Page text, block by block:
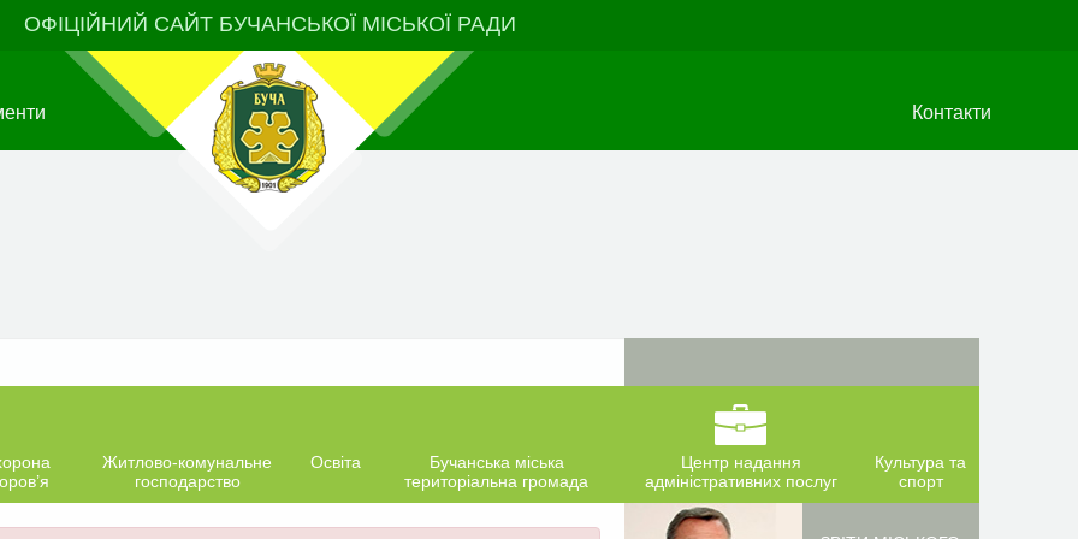
ОФІЦІЙНИЙ САЙТ БУЧАНСЬКОЇ МІСЬКОЇ РАДИ
Контакти
Житлово-комунальне
господарство
Освіта
Бучанська міська
територіальна громада
Центр надання
адміністративних послуг
Культура та
спорт